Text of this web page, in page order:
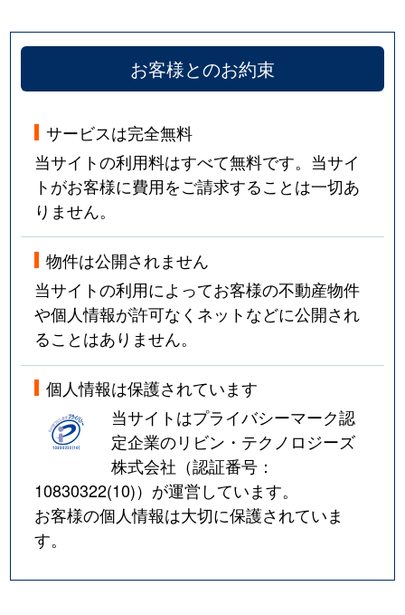
お客様とのお約束
サービスは完全無料
当サイトの利用料はすべて無料です。当サイ
トがお客様に費用をご請求することは一切あ
りません。
物件は公開されません
当サイトの利用によってお客様の不動産物件
や個人情報が許可なくネットなどに公開され
ることはありません。
個人情報は保護されています
当サイトはプライバシーマーク認
定企業のリビン・テクノロジーズ
株式会社（認証番号：
10830322(10)）が運営しています。
お客様の個人情報は大切に保護されていま
す。